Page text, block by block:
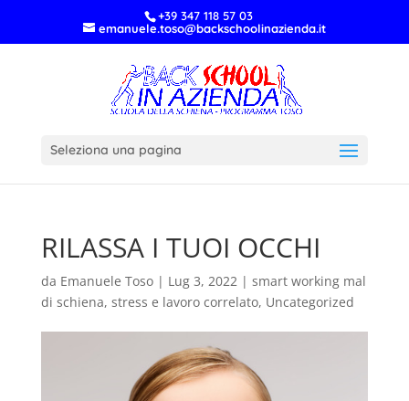
+39 347 118 57 03
emanuele.toso@backschoolinazienda.it
Seleziona una pagina
RILASSA I TUOI OCCHI
da Emanuele Toso| Lug 3, 2022| smart working mal
di schiena, stress e lavoro correlato, Uncategorized